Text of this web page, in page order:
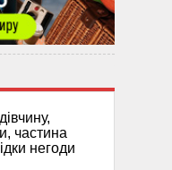
частина
негоди